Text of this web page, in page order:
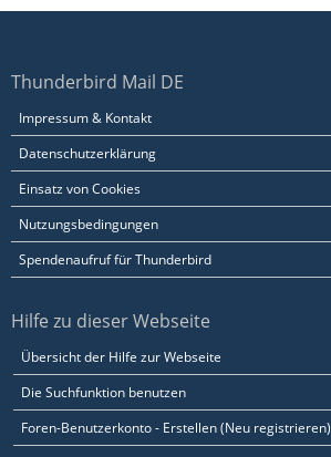
Thunderbird Mail DE
Impressum & Kontakt
Datenschutzerklärung
Einsatz von Cookies
Nutzungsbedingungen
Spendenaufruf für Thunderbird
Hilfe zu dieser Webseite
Übersicht der Hilfe zur Webseite
Die Suchfunktion benutzen
Foren-Benutzerkonto - Erstellen (Neu registrieren)